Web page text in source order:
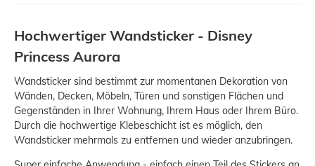
Hochwertiger Wandsticker - Disney
Princess Aurora
Wandsticker sind bestimmt zur momentanen Dekoration von
Wänden, Decken, Möbeln, Türen und sonstigen Flächen und
Gegenständen in Ihrer Wohnung, Ihrem Haus oder Ihrem Büro.
Durch die hochwertige Klebeschicht ist es möglich, den
Wandsticker mehrmals zu entfernen und wieder anzubringen.